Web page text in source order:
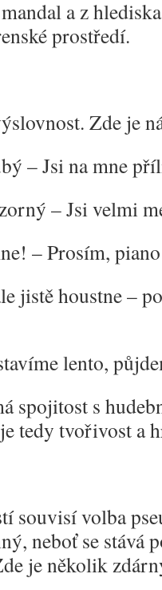
a z
prostředí.
Zde je
– Jsi na mne
– Jsi velmi
– Prosím,
jistě houstne –
lento,
spojitost s
tedy tvořivost a
souvisí volba
neboť se stává
je několik